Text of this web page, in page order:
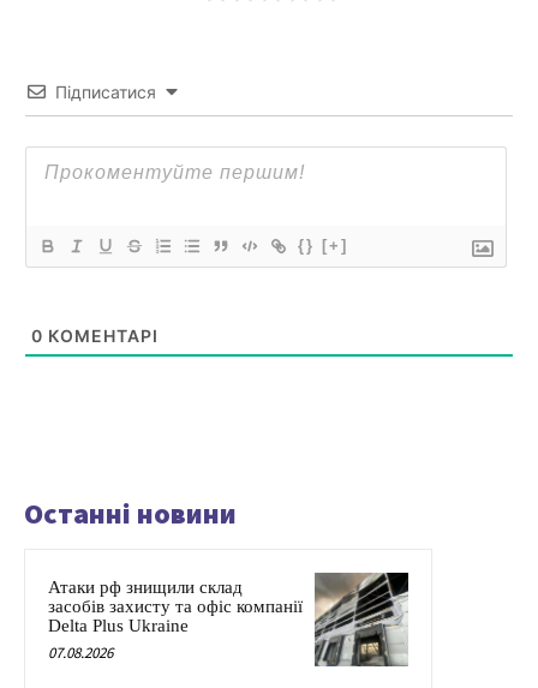
Підписатися
{} [+]
0 КОМЕНТАРІ
Останні новини
Атаки рф знищили склад
засобів захисту та офіс компанії
Delta Plus Ukraine
07.08.2026